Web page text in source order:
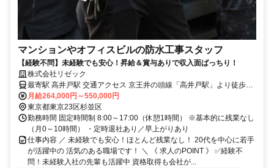
マンションやオフィスビルの防水工事スタッフ
【経験不問】未経験でも安心！昇給＆賞与ありで収入面ばっちり！
株式会社リゼック
最寄駅 高井戸駅 交通アクセス 京王井の頭線「高井戸駅」より徒歩13
月給264,000円～550,000円
東京都東京23区杉並区
勤務時間 固定時間制 8:00～17:00（休憩1時間） ※基本的に残業なし
（月0～10時間） ・定時退社あり／早上がりあり
仕事内容 ／ 未経験でも安心！ほとんど残業なし！ 20代を中心に若手
が活躍中の 活気のある職場です！ ＼ 《 求人のPOINT 》 ✅経験不
問！未経験入社の先輩も活躍中 資格取得も会社が...